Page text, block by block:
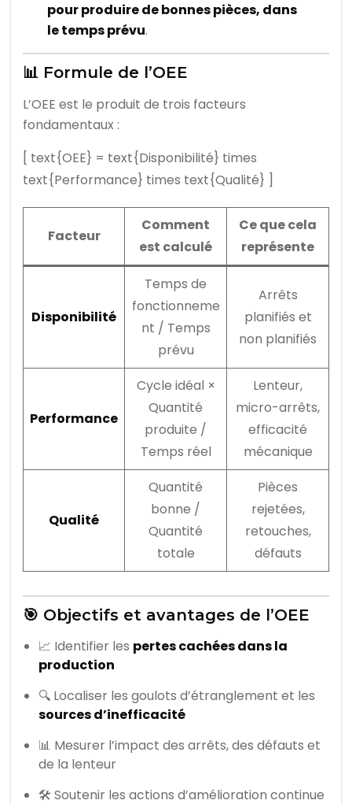
pour produire de bonnes pièces, dans
le temps prévu.
📊 Formule de l’OEE
L’OEE est le produit de trois facteurs
fondamentaux :
[ text{OEE} = text{Disponibilité} times
text{Performance} times text{Qualité} ]
Facteur
Comment
est calculé
Ce que cela
représente
Disponibilité
Temps de
fonctionneme
nt / Temps
prévu
Arrêts
planifiés et
non planifiés
Performance
Cycle idéal ×
Quantité
produite /
Temps réel
Lenteur,
micro-arrêts,
efficacité
mécanique
Qualité
Quantité
bonne /
Quantité
totale
Pièces
rejetées,
retouches,
défauts
🎯 Objectifs et avantages de l’OEE
📈 Identifier les pertes cachées dans la
production
🔍 Localiser les goulots d’étranglement et les
sources d’inefficacité
📊 Mesurer l’impact des arrêts, des défauts et
de la lenteur
🛠️ Soutenir les actions d’amélioration continue